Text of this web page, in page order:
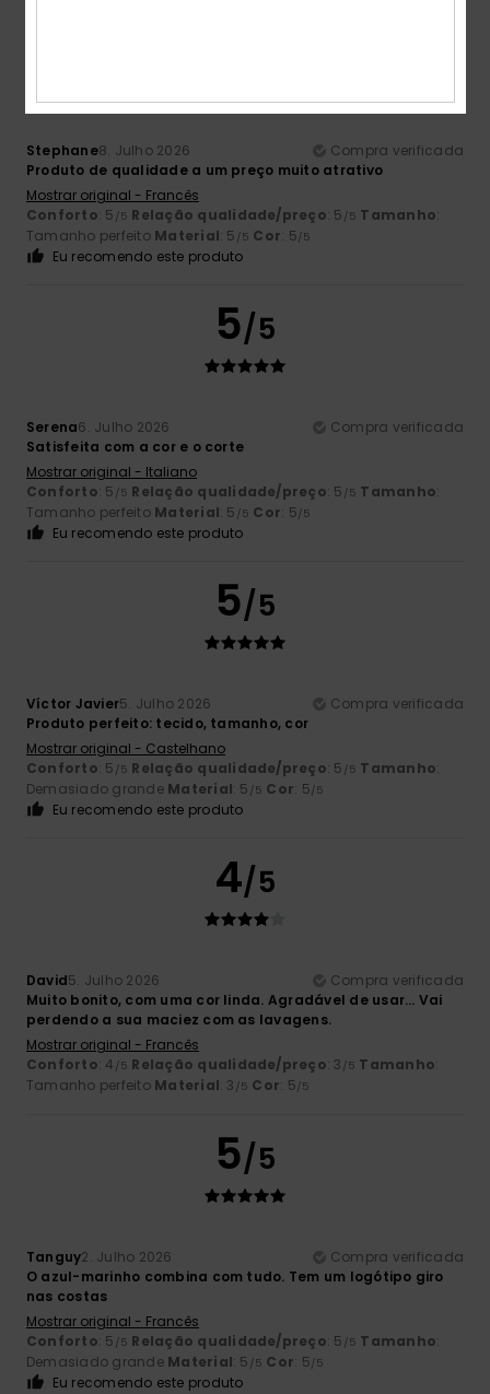
Stephane8. Julho 2026
Compra verificada
Produto de qualidade a um preço muito atrativo
Mostrar original - Francês
Conforto: 5 /5 Relação qualidade/preço: 5 /5 Tamanho:
Tamanho perfeito Material: 5 /5 Cor: 5/5
Eu recomendo este produto
5/5
Serena6. Julho 2026
Compra verificada
Satisfeita com a cor e o corte
Mostrar original - Italiano
Conforto: 5 /5 Relação qualidade/preço: 5 /5 Tamanho:
Tamanho perfeito Material: 5 /5 Cor: 5/5
Eu recomendo este produto
5/5
Víctor Javier5. Julho 2026
Compra verificada
Produto perfeito: tecido, tamanho, cor
Mostrar original - Castelhano
Conforto: 5 /5 Relação qualidade/preço: 5 /5 Tamanho:
Demasiado grande Material: 5 /5 Cor: 5/5
Eu recomendo este produto
4/5
David5. Julho 2026
Compra verificada
Muito bonito, com uma cor linda. Agradável de usar... Vai
perdendo a sua maciez com as lavagens.
Mostrar original - Francês
Conforto: 4 /5 Relação qualidade/preço: 3 /5 Tamanho:
Tamanho perfeito Material: 3 /5 Cor: 5/5
5/5
Tanguy2. Julho 2026
Compra verificada
O azul-marinho combina com tudo. Tem um logótipo giro
nas costas
Mostrar original - Francês
Conforto: 5 /5 Relação qualidade/preço: 5 /5 Tamanho:
Demasiado grande Material: 5 /5 Cor: 5/5
Eu recomendo este produto